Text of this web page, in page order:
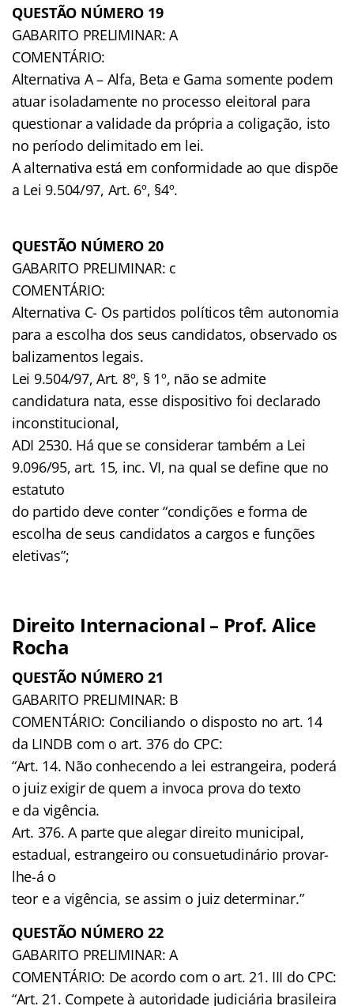
QUESTÃO NÚMERO 19
GABARITO PRELIMINAR: A
COMENTÁRIO:
Alternativa A – Alfa, Beta e Gama somente podem
atuar isoladamente no processo eleitoral para
questionar a validade da própria a coligação, isto
no período delimitado em lei.
A alternativa está em conformidade ao que dispõe
a Lei 9.504/97, Art. 6º, §4º.
QUESTÃO NÚMERO 20
GABARITO PRELIMINAR: c
COMENTÁRIO:
Alternativa C- Os partidos políticos têm autonomia
para a escolha dos seus candidatos, observado os
balizamentos legais.
Lei 9.504/97, Art. 8º, § 1º, não se admite
candidatura nata, esse dispositivo foi declarado
inconstitucional,
ADI 2530. Há que se considerar também a Lei
9.096/95, art. 15, inc. VI, na qual se define que no
estatuto
do partido deve conter “condições e forma de
escolha de seus candidatos a cargos e funções
eletivas”;
Direito Internacional – Prof. Alice
Rocha
QUESTÃO NÚMERO 21
GABARITO PRELIMINAR: B
COMENTÁRIO: Conciliando o disposto no art. 14
da LINDB com o art. 376 do CPC:
“Art. 14. Não conhecendo a lei estrangeira, poderá
o juiz exigir de quem a invoca prova do texto
e da vigência.
Art. 376. A parte que alegar direito municipal,
estadual, estrangeiro ou consuetudinário provar-
lhe-á o
teor e a vigência, se assim o juiz determinar.”
QUESTÃO NÚMERO 22
GABARITO PRELIMINAR: A
COMENTÁRIO: De acordo com o art. 21. III do CPC:
“Art. 21. Compete à autoridade judiciária brasileira